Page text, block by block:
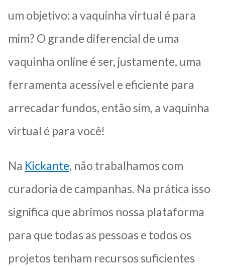
um objetivo: a vaquinha virtual é para
mim? O grande diferencial de uma
vaquinha online é ser, justamente, uma
ferramenta acessível e eficiente para
arrecadar fundos, então sim, a vaquinha
virtual é para você!
Na Kickante, não trabalhamos com
curadoria de campanhas. Na prática isso
significa que abrimos nossa plataforma
para que todas as pessoas e todos os
projetos tenham recursos suficientes